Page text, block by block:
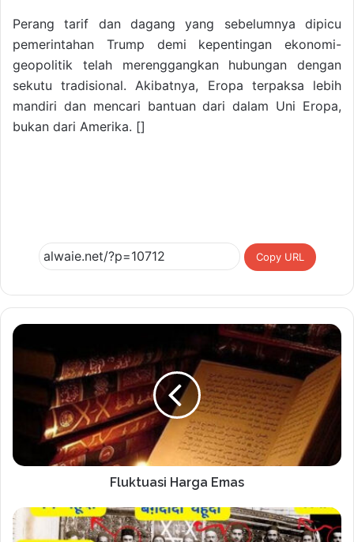
Perang tarif dan dagang yang sebelumnya dipicu
pemerintahan Trump demi kepentingan ekonomi-
geopolitik telah merenggangkan hubungan dengan
sekutu tradisional. Akibatnya, Eropa terpaksa lebih
mandiri dan mencari bantuan dari dalam Uni Eropa,
bukan dari Amerika. []
Copy URL
Fluktuasi Harga Emas